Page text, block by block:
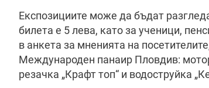
Експозициите може да бъдат
билета е 5 лева, като за ученици,
в анкета за мненията на
Международен панаир Пловдив:
резачка „Крафт топ“ и водоструйка